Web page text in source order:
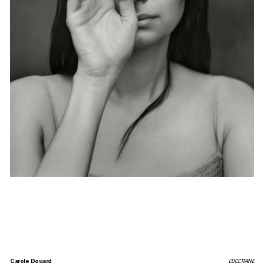
Carole Douard L’OCCITANE